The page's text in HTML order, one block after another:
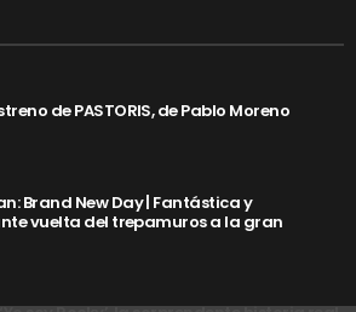
de PASTORIS, de Pablo Moreno
Brand New Day | Fantástica y
vuelta del trepamuros a la gran